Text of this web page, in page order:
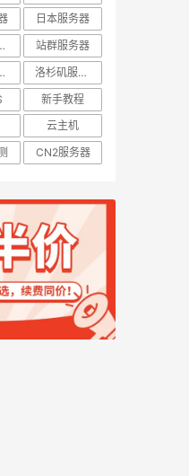
日本服务器
务器
站群服务器
务器
洛杉矶服务器
新手教程
云主机
CN2服务器